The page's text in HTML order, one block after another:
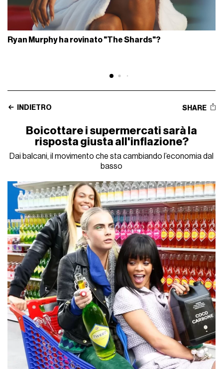
Ryan Murphy ha rovinato "The Shards"?
INDIETRO SHARE
Boicottare i supermercati sarà la
risposta giusta all'inflazione?
Dai balcani, il movimento che sta cambiando l’economia dal
basso